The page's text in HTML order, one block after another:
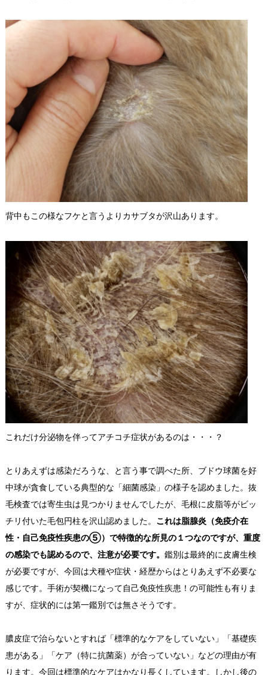
背中もこの様なフケと言うよりカサブタが沢山あります。
これだけ分泌物を伴ってアチコチ症状があるのは・・・？
とりあえずは感染だろうな、と言う事で調べた所、ブドウ球菌を好
中球が貪食している典型的な「細菌感染」の様子を認めました。抜
毛検査では寄生虫は見つかりませんでしたが、毛根に皮脂等がビッ
チリ付いた毛包円柱を沢山認めました。 これは脂腺炎（免疫介在
性・自己免疫性疾患の⑤）で特徴的な所見の１つなのですが、重度
の感染でも認めるので、注意が必要です。 鑑別は最終的に皮膚生検
が必要ですが、今回は犬種や症状・経歴からはとりあえず不必要な
感じです。手術が契機になって自己免疫性疾患！の可能性も有りま
すが、症状的には第一鑑別では無さそうです。
膿皮症で治らないとすれば「標準的なケアをしていない」「基礎疾
患がある」「ケア（特に抗菌薬）が合っていない」などの理由が有
ります。今回は標準的なケアはかなり長くしています。しかし後の